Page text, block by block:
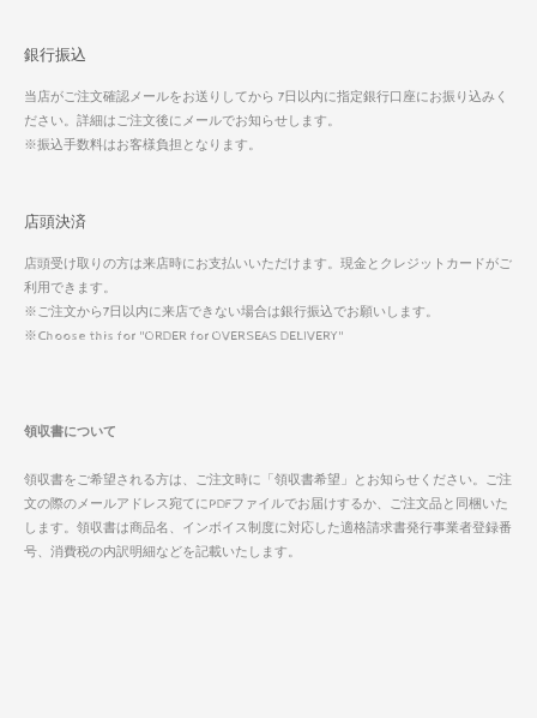
銀行振込
当店がご注文確認メールをお送りしてから 7日以内に指定銀行口座にお振り込みく
ださい。詳細はご注文後にメールでお知らせします。
※振込手数料はお客様負担となります。
店頭決済
店頭受け取りの方は来店時にお支払いいただけます。現金とクレジットカードがご
利用できます。
※ご注文から7日以内に来店できない場合は銀行振込でお願いします。
※Choose this for "ORDER for OVERSEAS DELIVERY"
領収書について
領収書をご希望される方は、ご注文時に「領収書希望」とお知らせください。ご注
文の際のメールアドレス宛てにPDFファイルでお届けするか、ご注文品と同梱いた
します。領収書は商品名、インボイス制度に対応した適格請求書発行事業者登録番
号、消費税の内訳明細などを記載いたします。